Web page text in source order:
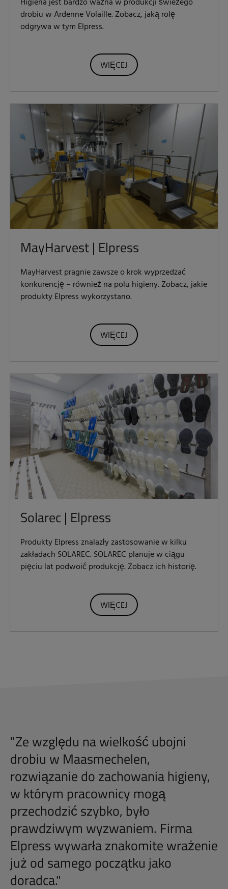
Higiena jest bardzo ważna w produkcji świeżego
drobiu w Ardenne Volaille. Zobacz, jaką rolę
odgrywa w tym Elpress.
WIĘCEJ
MayHarvest | Elpress
MayHarvest pragnie zawsze o krok wyprzedzać
konkurencję – również na polu higieny. Zobacz, jakie
produkty Elpress wykorzystano.
WIĘCEJ
Solarec | Elpress
Produkty Elpress znalazły zastosowanie w kilku
zakładach SOLAREC. SOLAREC planuje w ciągu
pięciu lat podwoić produkcję. Zobacz ich historię.
WIĘCEJ
"Ze względu na wielkość ubojni
drobiu w Maasmechelen,
rozwiązanie do zachowania higieny,
w którym pracownicy mogą
przechodzić szybko, było
prawdziwym wyzwaniem. Firma
Elpress wywarła znakomite wrażenie
już od samego początku jako
doradca."